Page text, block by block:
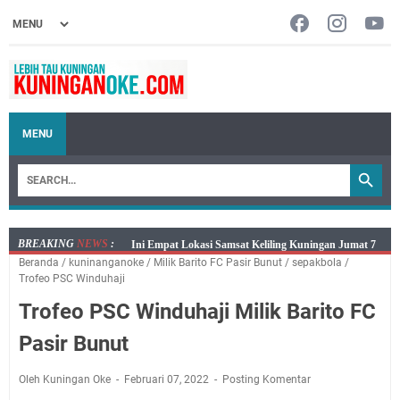
MENU
BREAKING NEWS :
Jumat 7 Agustus 2026 Mobil SIM Keliling Ada di
Kecamatan Sindangagung
Dicabut Dari Hidupmu, Kamu Akan Tetap Berjalan
juga Tempat Beristirahat yang Paling Menenangkan, Ini
Beranda / kuninanganoke / Milik Barito FC Pasir Bunut / sepakbola /
Trofeo PSC Winduhaji
Trofeo PSC Winduhaji Milik Barito FC
Pasir Bunut
Oleh Kuningan Oke Februari 07, 2022 Posting Komentar